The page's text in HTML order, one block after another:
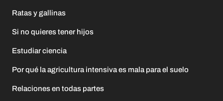
Ratas y gallinas
Si no quieres tener hijos
Estudiar ciencia
Por qué la agricultura intensiva es mala para el suelo
Relaciones en todas partes